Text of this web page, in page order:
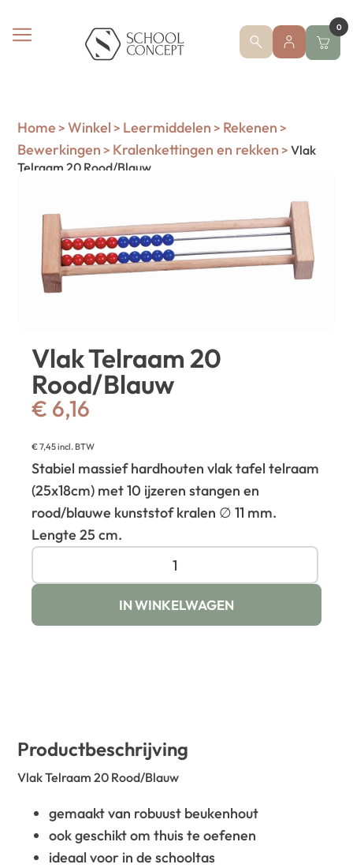
0
Home > Winkel > Leermiddelen > Rekenen >
Bewerkingen > Kralenkettingen en rekken > Vlak
Telraam 20 Rood/Blauw
Vlak Telraam 20
Rood/Blauw
€ 6,16
€7,45incl. BTW
Stabiel massief hardhouten vlak tafel telraam
(25x18cm) met 10 ijzeren stangen en
rood/blauwe kunststof kralen ∅ 11 mm.
Lengte 25 cm.
IN WINKELWAGEN
Productbeschrijving
Vlak Telraam 20 Rood/Blauw
gemaakt van robuust beukenhout
ook geschikt om thuis te oefenen
ideaal voor in de schooltas